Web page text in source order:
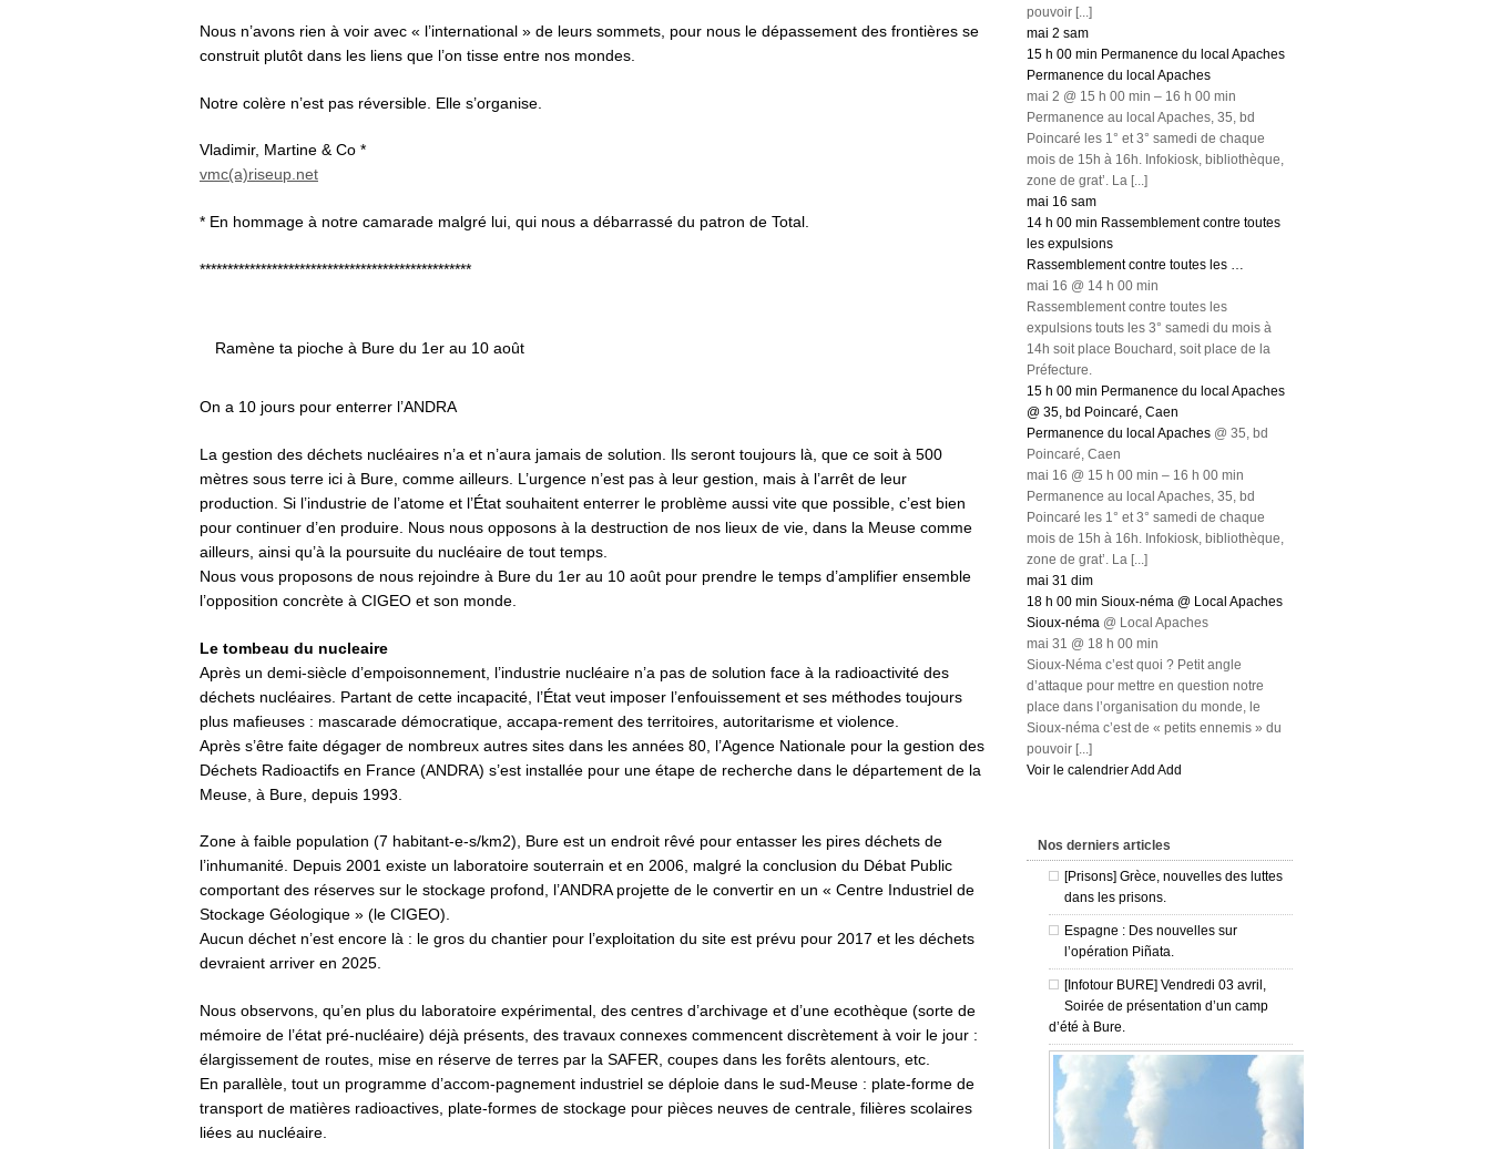
Nous n’avons rien à voir avec « l’international » de leurs sommets, pour nous le dépassement des frontières se
construit plutôt dans les liens que l’on tisse entre nos mondes.
Notre colère n’est pas réversible. Elle s’organise.
Vladimir, Martine & Co *
vmc(a)riseup.net
* En hommage à notre camarade malgré lui, qui nous a débarrassé du patron de Total.
*************************************************
Ramène ta pioche à Bure du 1er au 10 août
On a 10 jours pour enterrer l’ANDRA
La gestion des déchets nucléaires n’a et n’aura jamais de solution. Ils seront toujours là, que ce soit à 500
mètres sous terre ici à Bure, comme ailleurs. L’urgence n’est pas à leur gestion, mais à l’arrêt de leur
production. Si l’industrie de l’atome et l’État souhaitent enterrer le problème aussi vite que possible, c’est bien
pour continuer d’en produire. Nous nous opposons à la destruction de nos lieux de vie, dans la Meuse comme
ailleurs, ainsi qu’à la poursuite du nucléaire de tout temps.
Nous vous proposons de nous rejoindre à Bure du 1er au 10 août pour prendre le temps d’amplifier ensemble
l’opposition concrète à CIGEO et son monde.
Le tombeau du nucleaire
Après un demi-siècle d’empoisonnement, l’industrie nucléaire n’a pas de solution face à la radioactivité des
déchets nucléaires. Partant de cette incapacité, l’État veut imposer l’enfouissement et ses méthodes toujours
plus mafieuses : mascarade démocratique, accapa-rement des territoires, autoritarisme et violence.
Après s’être faite dégager de nombreux autres sites dans les années 80, l’Agence Nationale pour la gestion des
Déchets Radioactifs en France (ANDRA) s’est installée pour une étape de recherche dans le département de la
Meuse, à Bure, depuis 1993.
Zone à faible population (7 habitant-e-s/km2), Bure est un endroit rêvé pour entasser les pires déchets de
l’inhumanité. Depuis 2001 existe un laboratoire souterrain et en 2006, malgré la conclusion du Débat Public
comportant des réserves sur le stockage profond, l’ANDRA projette de le convertir en un « Centre Industriel de
Stockage Géologique » (le CIGEO).
Aucun déchet n’est encore là : le gros du chantier pour l’exploitation du site est prévu pour 2017 et les déchets
devraient arriver en 2025.
Nous observons, qu’en plus du laboratoire expérimental, des centres d’archivage et d’une ecothèque (sorte de
mémoire de l’état pré-nucléaire) déjà présents, des travaux connexes commencent discrètement à voir le jour :
élargissement de routes, mise en réserve de terres par la SAFER, coupes dans les forêts alentours, etc.
En parallèle, tout un programme d’accom-pagnement industriel se déploie dans le sud-Meuse : plate-forme de
transport de matières radioactives, plate-formes de stockage pour pièces neuves de centrale, filières scolaires
liées au nucléaire.
pouvoir [...]
mai 2 sam
15 h 00 min Permanence du local Apaches
Permanence du local Apaches
mai 2 @ 15 h 00 min – 16 h 00 min
Permanence au local Apaches, 35, bd
Poincaré les 1° et 3° samedi de chaque
mois de 15h à 16h. Infokiosk, bibliothèque,
zone de grat’. La [...]
mai 16 sam
14 h 00 min Rassemblement contre toutes
les expulsions
Rassemblement contre toutes les …
mai 16 @ 14 h 00 min
Rassemblement contre toutes les
expulsions touts les 3° samedi du mois à
14h soit place Bouchard, soit place de la
Préfecture.
15 h 00 min Permanence du local Apaches
@ 35, bd Poincaré, Caen
Permanence du local Apaches @ 35, bd
Poincaré, Caen
mai 16 @ 15 h 00 min – 16 h 00 min
Permanence au local Apaches, 35, bd
Poincaré les 1° et 3° samedi de chaque
mois de 15h à 16h. Infokiosk, bibliothèque,
zone de grat’. La [...]
mai 31 dim
18 h 00 min Sioux-néma @ Local Apaches
Sioux-néma @ Local Apaches
mai 31 @ 18 h 00 min
Sioux-Néma c’est quoi ? Petit angle
d’attaque pour mettre en question notre
place dans l’organisation du monde, le
Sioux-néma c’est de « petits ennemis » du
pouvoir [...]
Voir le calendrierAdd Add
Nos derniers articles
[Prisons] Grèce, nouvelles des luttes
dans les prisons.
Espagne : Des nouvelles sur
l’opération Piñata.
[Infotour BURE] Vendredi 03 avril,
Soirée de présentation d’un camp
d’été à Bure.